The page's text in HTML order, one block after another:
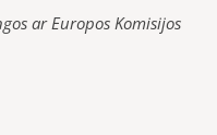
ar Europos Komisijos